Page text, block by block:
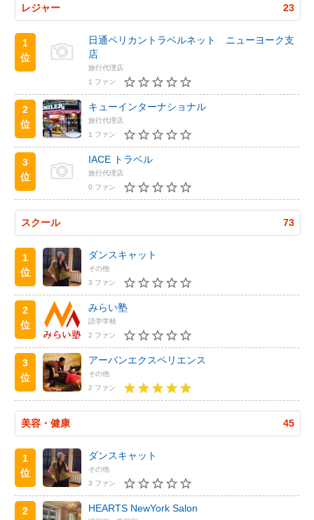
レジャー 23
1
位
日通ペリカントラベルネット ニューヨーク支
店
旅行代理店
1 ファン
2
位
キューインターナショナル
旅行代理店
1 ファン
3
位
IACE トラベル
旅行代理店
0 ファン
スクール 73
1
位
ダンスキャット
その他
3 ファン
2
位
みらい塾
語学学校
2 ファン
3
位
アーバンエクスペリエンス
その他
2 ファン
美容・健康 45
1
位
ダンスキャット
その他
3 ファン
2
HEARTS NewYork Salon